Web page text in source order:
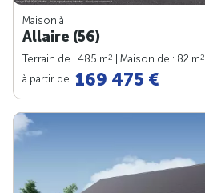
Maison à
Allaire (56)
Terrain de : 485 m2 | Maison de : 82 m2
à partir de 169 475 €